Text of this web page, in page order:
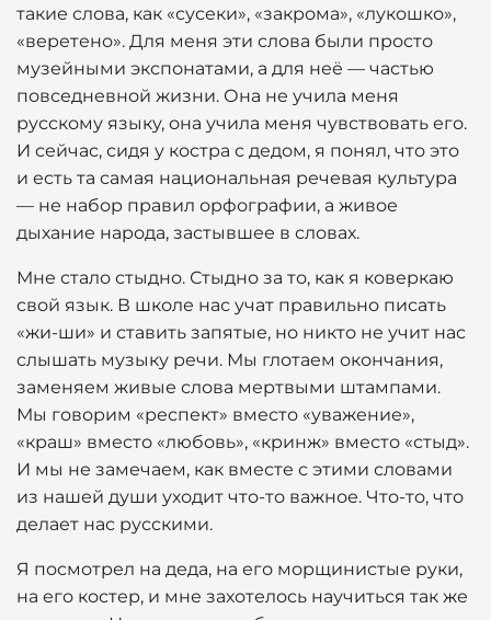
такие слова, как «сусеки», «закрома», «лукошко»,
«веретено». Для меня эти слова были просто
музейными экспонатами, а для неё — частью
повседневной жизни. Она не учила меня
русскому языку, она учила меня чувствовать его.
И сейчас, сидя у костра с дедом, я понял, что это
и есть та самая национальная речевая культура
— не набор правил орфографии, а живое
дыхание народа, застывшее в словах.
Мне стало стыдно. Стыдно за то, как я коверкаю
свой язык. В школе нас учат правильно писать
«жи-ши» и ставить запятые, но никто не учит нас
слышать музыку речи. Мы глотаем окончания,
заменяем живые слова мертвыми штампами.
Мы говорим «респект» вместо «уважение»,
«краш» вместо «любовь», «кринж» вместо «стыд».
И мы не замечаем, как вместе с этими словами
из нашей души уходит что-то важное. Что-то, что
делает нас русскими.
Я посмотрел на деда, на его морщинистые руки,
на его костер, и мне захотелось научиться так же